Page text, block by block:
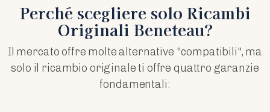
Perché scegliere solo Ricambi
Originali Beneteau?
Il mercato offre molte alternative "compatibili", ma
solo il ricambio originale ti offre quattro garanzie
fondamentali: